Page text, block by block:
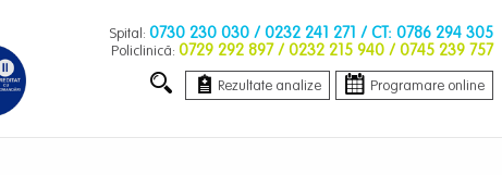
Spital: 0730 230 030 / 0232 241 271 / CT: 0786 294 305
Policlinică: 0729 292 897 / 0232 215 940 / 0745 239 757
Rezultate analize Programare online